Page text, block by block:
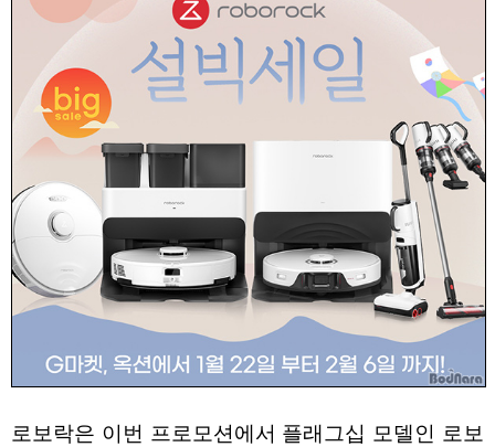
로보락은 이번 프로모션에서 플래그십 모델인 로보